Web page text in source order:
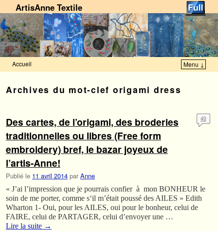
ArtisAnne Textile
Accueil Menu ↓
Archives du mot-clef origami dress
Des cartes, de l’origami, des broderies
traditionnelles ou libres (Free form
embroidery) bref, le bazar joyeux de
l’artis-Anne!
Publié le 11 avril 2014 par Anne
40
« J’ai l’impression que je pourrais confier à mon BONHEUR le
soin de me porter, comme s‘il m’était poussé des AILES » Edith
Wharton 1- Oui, pour les AILES, oui pour le bonheur, celui de
FAIRE, celui de PARTAGER, celui d’envoyer une …
Lire la suite →